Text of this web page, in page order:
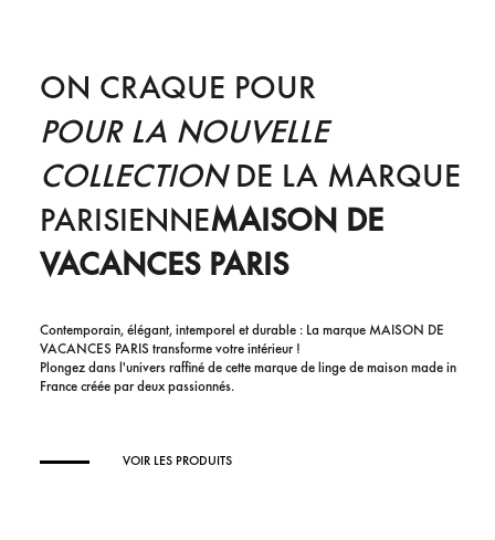
ON CRAQUE POUR
POUR LA NOUVELLE
COLLECTIONDE LA MARQUE
PARISIENNEMAISON DE
VACANCES PARIS
Contemporain, élégant, intemporel et durable : La marque MAISON DE
VACANCES PARIS transforme votre intérieur !
Plongez dans l'univers raffiné de cette marque de linge de maison made in
France créée par deux passionnés.
VOIR LES PRODUITS